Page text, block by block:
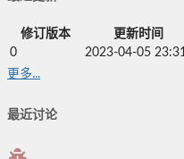
修订版本 更新时间
0
2023-04-05
更多...
最近讨论